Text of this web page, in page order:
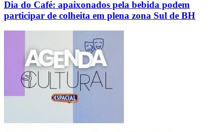
Dia do Café: apaixonados pela bebida podem
participar de colheita em plena zona Sul de BH